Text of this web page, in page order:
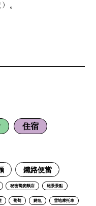
。
住宿
鐵路便當
秘密蕎麥麵店 絕景景點
葡萄 鱒魚 雪地摩托車